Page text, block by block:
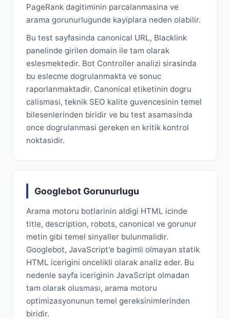
PageRank dagitiminin parcalanmasina ve
arama gorunurlugunde kayiplara neden olabilir.
Bu test sayfasinda canonical URL, Blacklink
panelinde girilen domain ile tam olarak
eslesmektedir. Bot Controller analizi sirasinda
bu eslесme dogrulanmakta ve sonuc
raporlanmaktadir. Canonical etiketinin dogru
calismasi, teknik SEO kalite guvencesinin temel
bilesenlerinden biridir ve bu test asamasinda
once dogrulanmasi gereken en kritik kontrol
noktasidir.
Googlebot Gorunurlugu
Arama motoru botlarinin aldigi HTML icinde
title, description, robots, canonical ve gorunur
metin gibi temel sinyaller bulunmalidir.
Googlebot, JavaScript'e bagimli olmayan statik
HTML icerigini oncelikli olarak analiz eder. Bu
nedenle sayfa iceriginin JavaScript olmadan
tam olarak olusması, arama motoru
optimizasyonunun temel gereksinimlerinden
biridir.